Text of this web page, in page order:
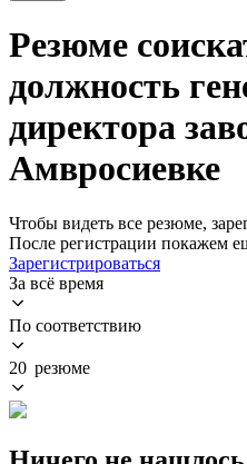
Резюме
должность
директора
Амвросиевке
Чтобы видеть все резюме,
После регистрации покажем
Зарегистрироваться
За всё время
По соответствию
20 резюме